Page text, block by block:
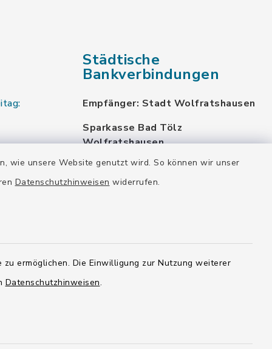
wie unsere Website genutzt wird. So können wir unser
Datenschutzhinweisen widerrufen.
ermöglichen. Die Einwilligung zur Nutzung weiterer
Datenschutzhinweisen.
Städtische
Bankverbindungen
Empfänger: Stadt Wolfratshausen
Sparkasse Bad Tölz
Wolfratshausen
DE87 7005 4306 0000 0012 48
BYLADEM1WOR
DE92 7016 9543 0001 0005 00
GENODEF1HHS